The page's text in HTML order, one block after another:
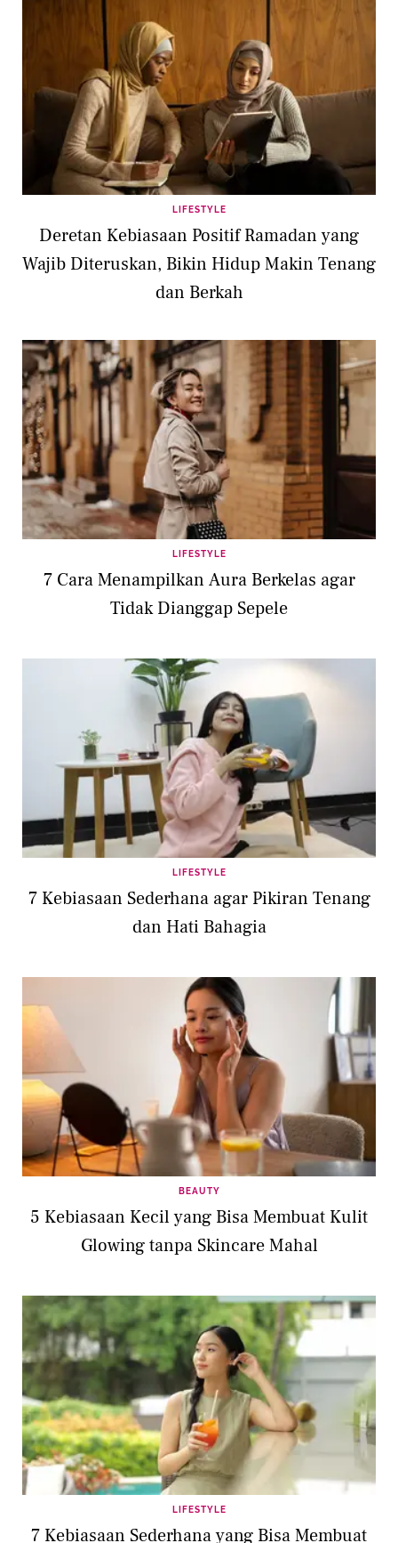
LIFESTYLE
Deretan Kebiasaan Positif Ramadan yang
Wajib Diteruskan, Bikin Hidup Makin Tenang
dan Berkah
LIFESTYLE
7 Cara Menampilkan Aura Berkelas agar
Tidak Dianggap Sepele
LIFESTYLE
7 Kebiasaan Sederhana agar Pikiran Tenang
dan Hati Bahagia
BEAUTY
5 Kebiasaan Kecil yang Bisa Membuat Kulit
Glowing tanpa Skincare Mahal
LIFESTYLE
7 Kebiasaan Sederhana yang Bisa Membuat